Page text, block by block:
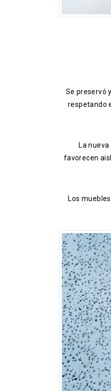
Se preservó
respetando
La
favorecen
Los